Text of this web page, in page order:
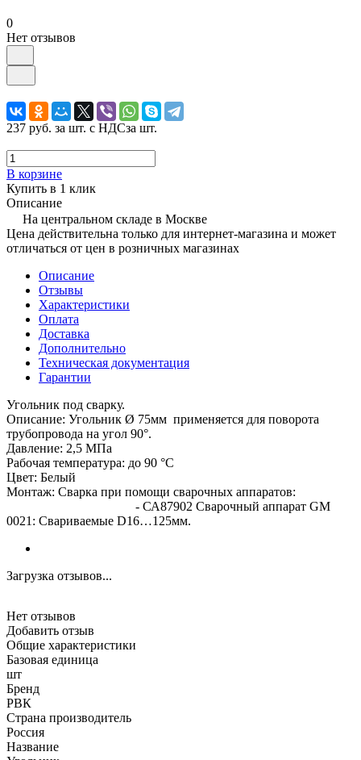
0
Нет отзывов
237 руб. за шт. с НДСза шт.
В корзине
Купить в 1 клик
Описание
На центральном складе в Москве
Цена действительна только для интернет-магазина и может
отличаться от цен в розничных магазинах
Описание
Отзывы
Характеристики
Оплата
Доставка
Дополнительно
Техническая документация
Гарантии
Угольник под сварку.
Описание: Угольник Ø 75мм применяется для поворота
трубопровода на угол 90°.
Давление: 2,5 МПа
Рабочая температура: до 90 °С
Цвет: Белый
Монтаж: Сварка при помощи сварочных аппаратов:
- СА87902 Сварочный аппарат GM
0021: Свариваемые D16…125мм.
Загрузка отзывов...
Нет отзывов
Добавить отзыв
Общие характеристики
Базовая единица
шт
Бренд
РВК
Страна производитель
Россия
Название